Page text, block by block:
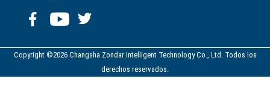
Copyright ©2026 Changsha Zondar Intelligent Technology Co., Ltd. Todos los
derechos reservados.